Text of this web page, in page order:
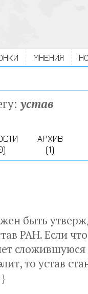
МНЕНИЯ
устав
АРХИВ
(1)
быть
РАН. Если
то устав
}